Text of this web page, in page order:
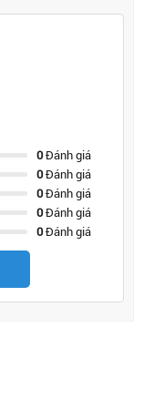
0Đánh giá
0Đánh giá
0Đánh giá
0Đánh giá
0Đánh giá